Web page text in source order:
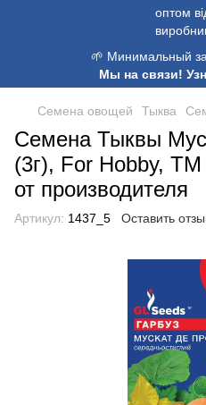
🌱 Минимальный
Мы на связи!
Семена овощей Тыква
Семена Тыквы
(3г), For Hobby,
от производителя
Артикул: 1437_5 Оставить